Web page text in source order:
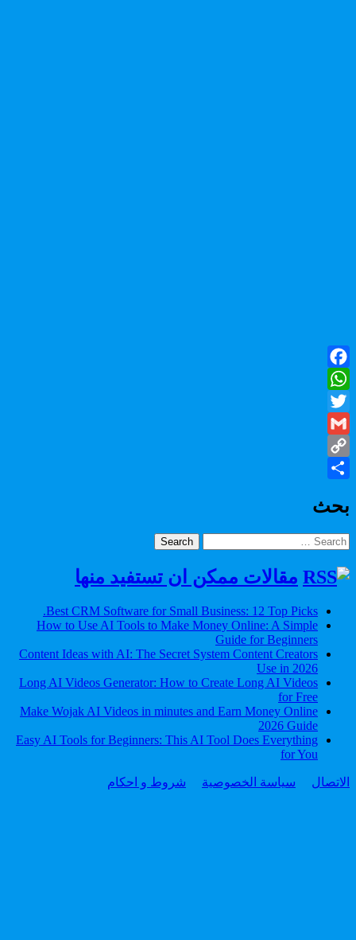
Facebook
WhatsApp
Twitter
Gmail
Copy
بحث
Search
for:
مقالات ممكن ان تستفيد منها
Best CRM Software for Small Business: 12 Top Picks.
How to Use AI Tools to Make Money Online: A Simple
Guide for Beginners
Content Ideas with AI: The Secret System Content Creators
Use in 2026
Long AI Videos Generator: How to Create Long AI Videos
for Free
Make Wojak AI Videos in minutes and Earn Money Online
2026 Guide
Easy AI Tools for Beginners: This AI Tool Does Everything
for You
الاتصال سياسة الخصوصية شروط و احكام